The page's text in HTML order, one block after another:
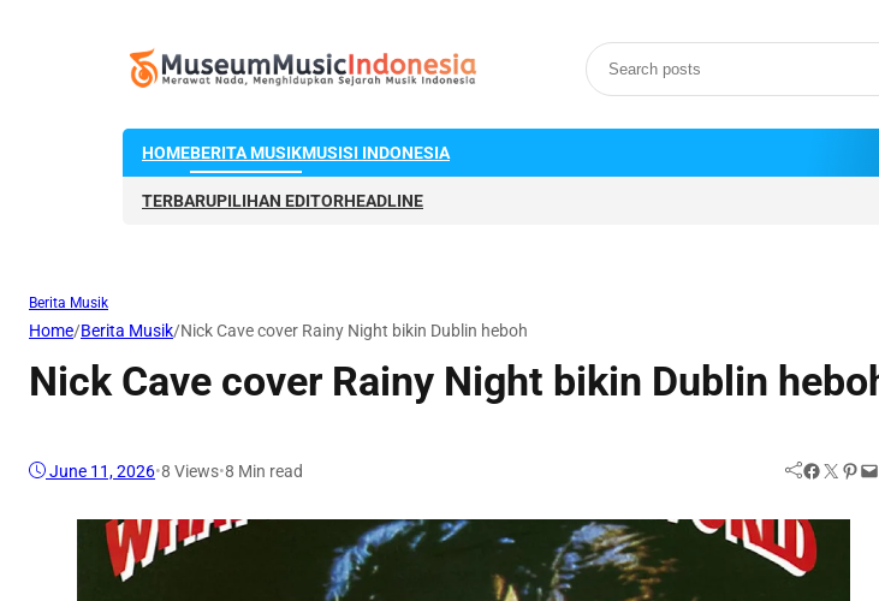
HOMEBERITA MUSIKMUSISI INDONESIA
TERBARUPILIHAN EDITORHEADLINE
Berita Musik
Home/Berita Musik/Nick Cave cover Rainy Night bikin Dublin heboh
Nick Cave cover Rainy Night bikin Dublin
June 11, 2026•8 Views•8 Min read Facebook Twitter Pinterest Mail